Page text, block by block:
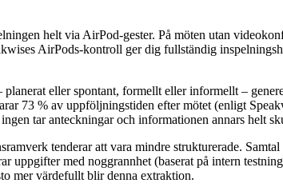
helt via AirPod-gester. På möten utan
AirPods-kontroll ger dig fullständig
eller spontant, formellt eller informellt –
73 % av uppföljningstiden efter mötet (enligt
tar anteckningar och informationen annars helt
tenderar att vara mindre strukturerade.
uppgifter med noggrannhet (baserat på intern
mer värdefullt blir denna extraktion.